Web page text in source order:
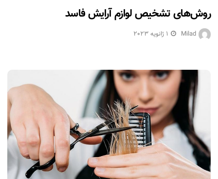
روش‌های تشخیص لوازم آرایش فاسد
Milad 1 ژانویه 2023